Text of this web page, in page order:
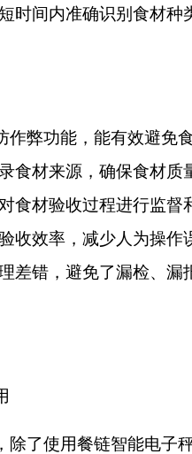
时间内准确识别食材
作弊功能，能有效避免
食材来源，确保食材
食材验收过程进行监
收效率，减少人为操
差错，避免了漏检、
除了使用餐链智能电子